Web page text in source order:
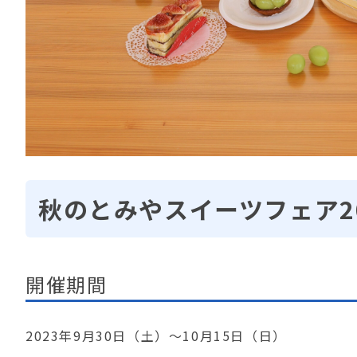
秋のとみやスイーツフェア
開催期間
2023年9月30日（土）～10月15日（日）